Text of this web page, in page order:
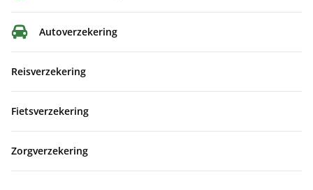
Autoverzekering
Reisverzekering
Fietsverzekering
Zorgverzekering